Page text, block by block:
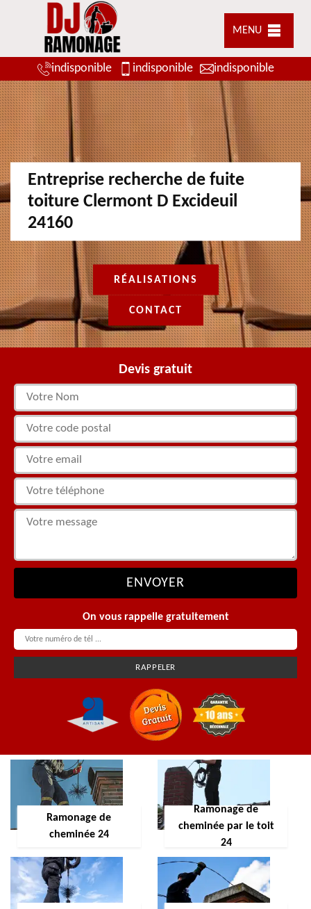
MENU
indisponible indisponible indisponible
Entreprise recherche de fuite
toiture Clermont D Excideuil
24160
RÉALISATIONS
CONTACT
Devis gratuit
On vous rappelle gratuitement
Ramonage de
cheminée 24
Ramonage de
cheminée par le toit
24